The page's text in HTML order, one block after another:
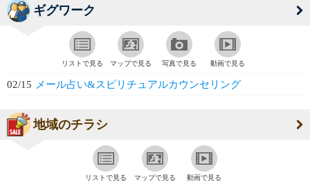
ギグワーク
リストで見る マップで見る 写真で見る 動画で見る
02/15 メール占い&スピリチュアルカウンセリング
地域のチラシ
リストで見る マップで見る 動画で見る